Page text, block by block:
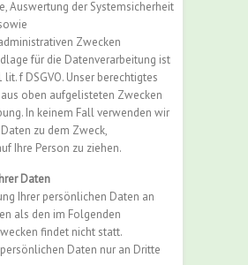
Auswertung der Systemsicherheit
Zwecken
für die Datenverarbeitung ist
lit. f DSGVO. Unser berechtigtes
oben aufgelisteten Zwecken
In keinem Fall verwenden wir
zu dem Zweck,
Ihre Person zu ziehen.
Daten
Ihrer persönlichen Daten an
als den im Folgenden
findet nicht statt.
Daten nur an Dritte